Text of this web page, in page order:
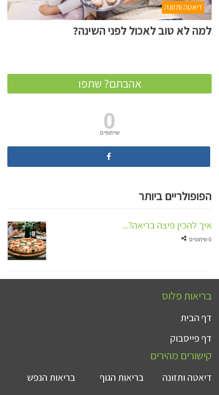
דיאטה ותזונה
למה לא טוב לאכול לפני השינה?
אהבתם? שתפו
0
שיתופים
הפופולריים ביותר
איך להכין פיצה בריאה?...
0 שיתופים
בריאות פלוס
דף הבית
דף פייסבוק
קישורים מהירים
דיאטה ותזונה בריאות הגוף
בריאות הנפש